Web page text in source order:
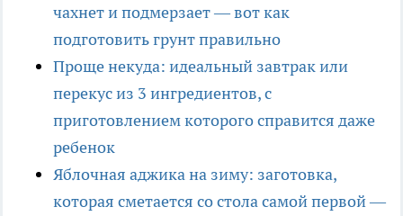
чахнет и подмерзает — вот как
подготовить грунт правильно
Проще некуда: идеальный завтрак или
перекус из 3 ингредиентов, с
приготовлением которого справится даже
ребенок
Яблочная аджика на зиму: заготовка,
которая сметается со стола самой первой —